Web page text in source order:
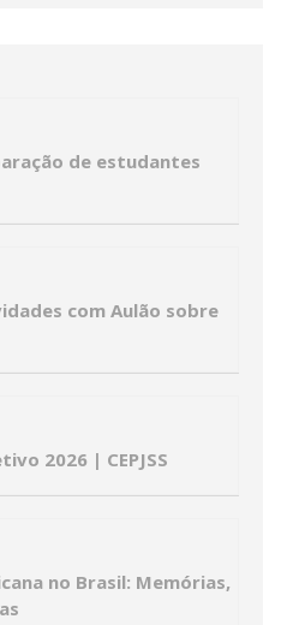
de estudantes
com Aulão sobre
2026 | CEPJSS
no Brasil: Memórias,